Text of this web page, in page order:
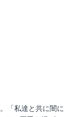
「私達と共に闇に